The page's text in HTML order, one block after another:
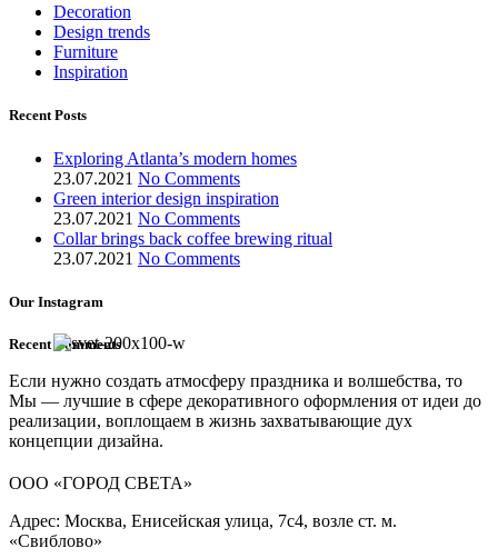
Decoration
Design trends
Furniture
Inspiration
Recent Posts
Exploring Atlanta’s modern homes
23.07.2021 No Comments
Green interior design inspiration
23.07.2021 No Comments
Collar brings back coffee brewing ritual
23.07.2021 No Comments
Our Instagram
Recent Comments
Если нужно создать атмосферу праздника и волшебства, то
Мы — лучшие в сфере декоративного оформления от идеи до
реализации, воплощаем в жизнь захватывающие дух
концепции дизайна.
ООО «ГОРОД СВЕТА»
Адрес: Москва, Енисейская улица, 7с4, возле ст. м.
«Свиблово»